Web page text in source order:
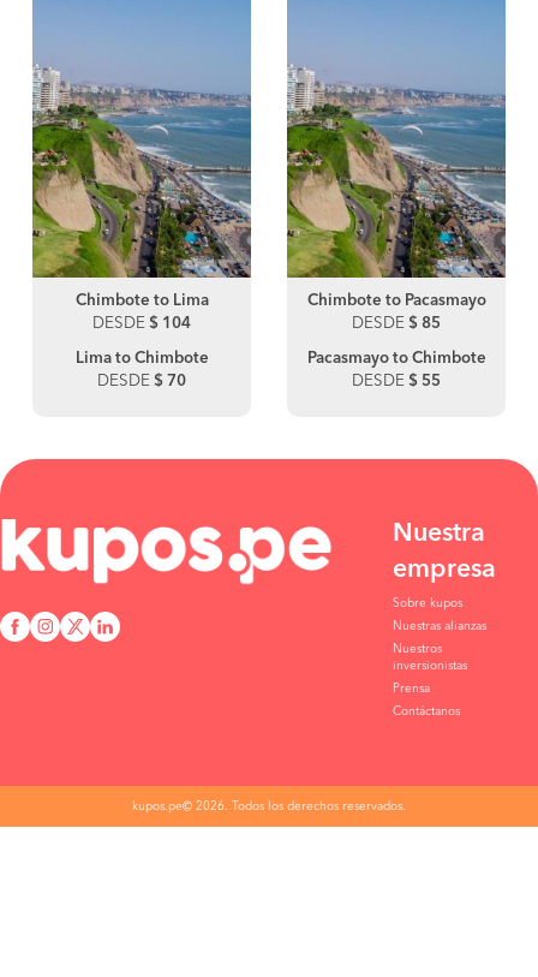
Chimbote to Lima
DESDE $ 104
Lima to Chimbote
DESDE $ 70
Chimbote to Pacasmayo
DESDE $ 85
Pacasmayo to Chimbote
DESDE $ 55
Nuestra
empresa
Sobre kupos
Nuestras alianzas
Nuestros
inversionistas
Prensa
Contáctanos
kupos.pe© 2026. Todos los derechos reservados.